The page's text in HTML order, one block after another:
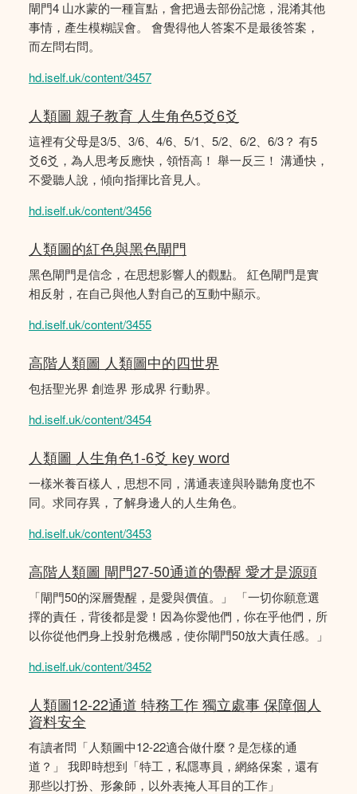
閘門4 山水蒙的一種盲點，會把過去部份記憶，混淆其他
事情，產生模糊誤會。 會覺得他人答案不是最後答案，
而左問右問。
hd.iself.uk/content/3457
人類圖 親子教育 人生角色5爻6爻
這裡有父母是3/5、3/6、4/6、5/1、5/2、6/2、6/3？ 有5
爻6爻，為人思考反應快，領悟高！ 舉一反三！ 溝通快，
不愛聽人說，傾向指揮比音見人。
hd.iself.uk/content/3456
人類圖的紅色與黑色閘門
黑色閘門是信念，在思想影響人的觀點。 紅色閘門是實
相反射，在自己與他人對自己的互動中顯示。
hd.iself.uk/content/3455
高階人類圖 人類圖中的四世界
包括聖光界 創造界 形成界 行動界。
hd.iself.uk/content/3454
人類圖 人生角色1-6爻 key word
一樣米養百樣人，思想不同，溝通表達與聆聽角度也不
同。求同存異，了解身邊人的人生角色。
hd.iself.uk/content/3453
高階人類圖 閘門27-50通道的覺醒 愛才是源頭
「閘門50的深層覺醒，是愛與價值。」 「一切你願意選
擇的責任，背後都是愛！因為你愛他們，你在乎他們，所
以你從他們身上投射危機感，使你閘門50放大責任感。」
hd.iself.uk/content/3452
人類圖12-22通道 特務工作 獨立處事 保障個人
資料安全
有讀者問「人類圖中12-22適合做什麼？是怎樣的通
道？」 我即時想到「特工，私隱專員，網絡保案，還有
那些以打扮、形象師，以外表掩人耳目的工作」